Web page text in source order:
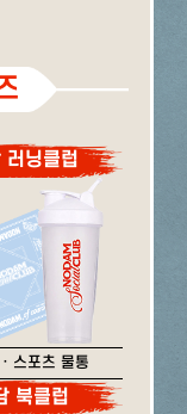
러닝클럽
스포츠 물통
북클럽